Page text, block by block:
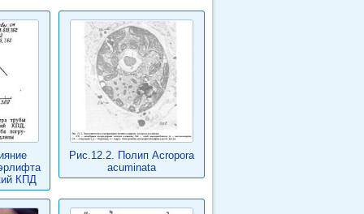
КПД
Рис.12.2. Полип Acropora
acuminata